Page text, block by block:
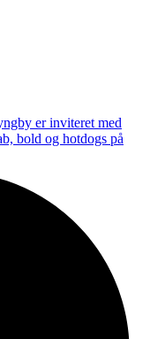
er inviteret med
bold og hotdogs på